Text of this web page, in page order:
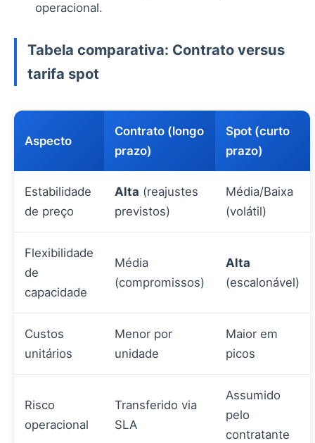
operacional.
Tabela comparativa: Contrato versus
tarifa spot
Aspecto
Contrato (longo
prazo)
Spot (curto
prazo)
Estabilidade
de preço
Alta (reajustes
previstos)
Média/Baixa
(volátil)
Flexibilidade
de
capacidade
Média
(compromissos)
Alta
(escalonável)
Custos
unitários
Menor por
unidade
Maior em
picos
Risco
operacional
Transferido via
SLA
Assumido
pelo
contratante